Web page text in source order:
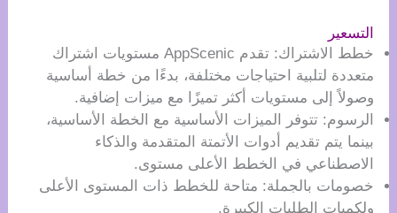
التسعير
خطط الاشتراك: تقدم AppScenic مستويات اشتراك
متعددة لتلبية احتياجات مختلفة، بدءًا من خطة أساسية
وصولاً إلى مستويات أكثر تميزًا مع ميزات إضافية.
الرسوم: تتوفر الميزات الأساسية مع الخطة الأساسية،
بينما يتم تقديم أدوات الأتمتة المتقدمة والذكاء
الاصطناعي في الخطط الأعلى مستوى.
خصومات بالجملة: متاحة للخطط ذات المستوى الأعلى
ولكميات الطلبات الكبيرة.